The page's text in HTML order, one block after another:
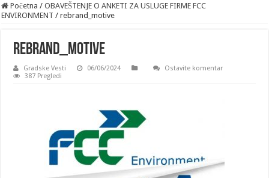
Početna / OBAVEŠTENJE O ANKETI ZA USLUGE FIRME FCC
ENVIRONMENT / rebrand_motive
rebrand_motive
Gradske Vesti 06/06/2024
Ostavite komentar
387 Pregledi